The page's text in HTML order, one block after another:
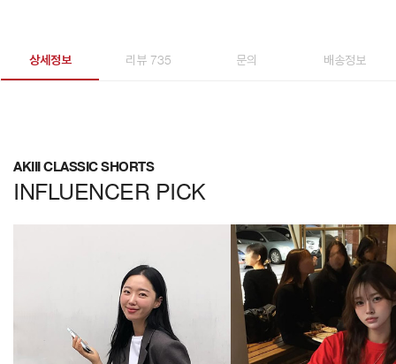
상세정보 리뷰 735 문의 배송정보
AKIII CLASSIC SHORTS
INFLUENCER PICK